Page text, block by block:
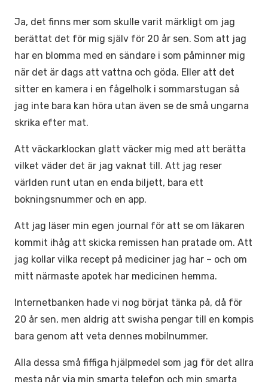
Ja, det finns mer som skulle varit märkligt om jag
berättat det för mig själv för 20 år sen. Som att jag
har en blomma med en sändare i som påminner mig
när det är dags att vattna och göda. Eller att det
sitter en kamera i en fågelholk i sommarstugan så
jag inte bara kan höra utan även se de små ungarna
skrika efter mat.
Att väckarklockan glatt väcker mig med att berätta
vilket väder det är jag vaknat till. Att jag reser
världen runt utan en enda biljett, bara ett
bokningsnummer och en app.
Att jag läser min egen journal för att se om läkaren
kommit ihåg att skicka remissen han pratade om. Att
jag kollar vilka recept på mediciner jag har – och om
mitt närmaste apotek har medicinen hemma.
Internetbanken hade vi nog börjat tänka på, då för
20 år sen, men aldrig att swisha pengar till en kompis
bara genom att veta dennes mobilnummer.
Alla dessa små fiffiga hjälpmedel som jag för det allra
mesta når via min smarta telefon och min smarta